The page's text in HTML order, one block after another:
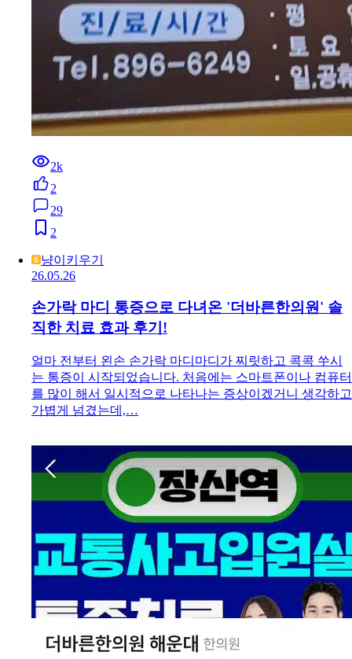
2k
2
29
2
냥이키우기
26.05.26
손가락 마디 통증으로 다녀온 '더바른한의원' 솔
직한 치료 효과 후기!
얼마 전부터 왼손 손가락 마디마디가 찌릿하고 콕콕 쑤시
는 통증이 시작되었습니다. 처음에는 스마트폰이나 컴퓨터
를 많이 해서 일시적으로 나타나는 증상이겠거니 생각하고
가볍게 넘겼는데,…